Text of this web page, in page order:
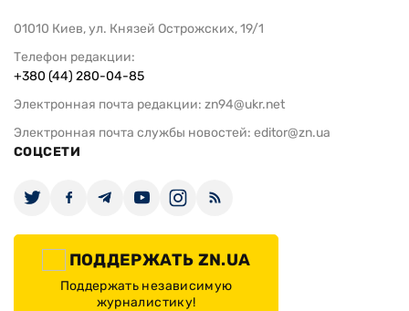
01010 Киев, ул. Князей Острожских, 19/1
Телефон редакции:
+380 (44) 280-04-85
Электронная почта редакции: zn94@ukr.net
Электронная почта службы новостей: editor@zn.ua
СОЦСЕТИ
ПОДДЕРЖАТЬ ZN.UA
Поддержать независимую
журналистику!